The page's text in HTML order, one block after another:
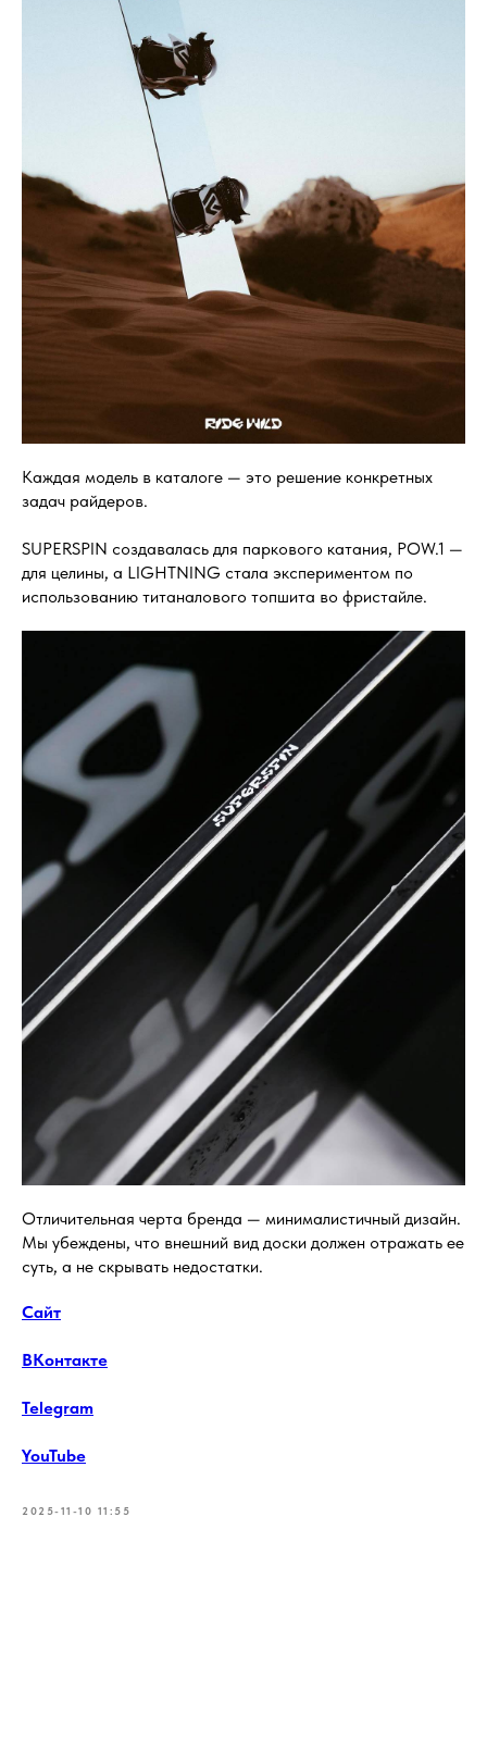
Каждая модель в каталоге — это решение конкретных
задач райдеров.
SUPERSPIN создавалась для паркового катания, POW.1 —
для целины, а LIGHTNING стала экспериментом по
использованию титаналового топшита во фристайле.
Отличительная черта бренда — минималистичный дизайн.
Мы убеждены, что внешний вид доски должен отражать ее
суть, а не скрывать недостатки.
Сайт
ВКонтакте
Telegram
YouTube
2025-11-10 11:55